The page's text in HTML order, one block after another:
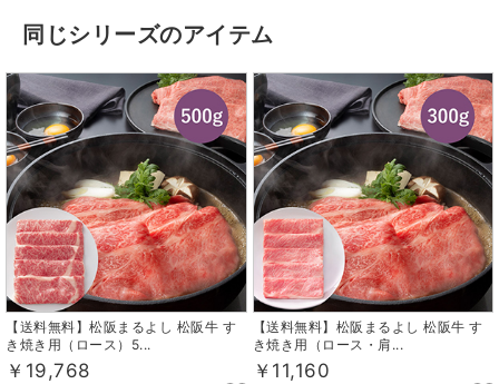
同じシリーズのアイテム
【送料無料】松阪まるよし 松阪牛 す
き焼き用（ロース）5...
￥19,768
【送料無料】松阪まるよし 松阪牛 す
き焼き用（ロース・肩...
￥11,160